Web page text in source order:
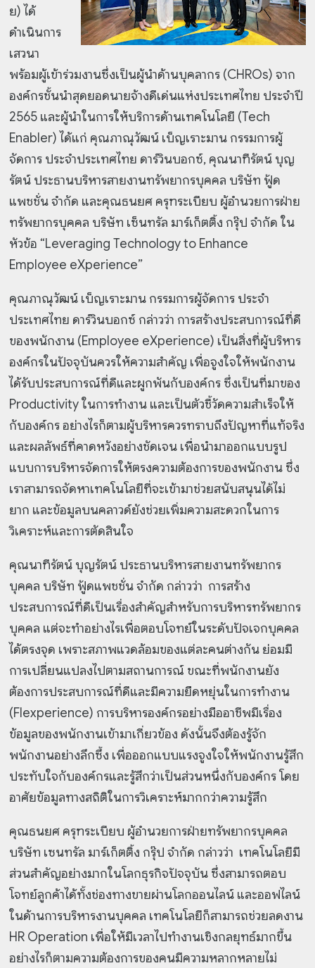
ย) ได้
ดำเนินการ
เสวนา
พร้อมผู้เข้าร่วมงานซึ่งเป็นผู้นำด้านบุคลากร (CHROs) จาก
องค์กรชั้นนำสุดยอดนายจ้างดีเด่นแห่งประเทศไทย ประจำปี
2565 และผู้นำในการให้บริการด้านเทคโนโลยี (Tech
Enabler) ได้แก่ คุณภาณุวัฒน์ เบ็ญเราะมาน กรรมการผู้
จัดการ ประจำประเทศไทย ดาร์วินบอกซ์, คุณนาฑีรัตน์ บุญ
รัตน์ ประธานบริหารสายงานทรัพยากรบุคคล บริษัท ฟู้ด
แพชชั่น จำกัด และคุณธนยศ ครุฑระเบียบ ผู้อำนวยการฝ่าย
ทรัพยากรบุคคล บริษัท เซ็นทรัล มาร์เก็ตติ้ง กรุ๊ป จำกัด ใน
หัวข้อ “Leveraging Technology to Enhance
Employee eXperience”
คุณภาณุวัฒน์ เบ็ญเราะมาน กรรมการผู้จัดการ ประจำ
ประเทศไทย ดาร์วินบอกซ์ กล่าวว่า การสร้างประสบการณ์ที่ดี
ของพนักงาน (Employee eXperience) เป็นสิ่งที่ผู้บริหาร
องค์กรในปัจจุบันควรให้ความสำคัญ เพื่อจูงใจให้พนักงาน
ได้รับประสบการณ์ที่ดีและผูกพันกับองค์กร ซึ่งเป็นที่มาของ
Productivity ในการทำงาน และเป็นตัวชี้วัดความสำเร็จให้
กับองค์กร อย่างไรก็ตามผู้บริหารควรทราบถึงปัญหาที่แท้จริง
และผลลัพธ์ที่คาดหวังอย่างชัดเจน เพื่อนำมาออกแบบรูป
แบบการบริหารจัดการให้ตรงความต้องการของพนักงาน ซึ่ง
เราสามารถจัดหาเทคโนโลยีที่จะเข้ามาช่วยสนับสนุนได้ไม่
ยาก และข้อมูลบนคลาวด์ยังช่วยเพิ่มความสะดวกในการ
วิเคราะห์และการตัดสินใจ
คุณนาฑีรัตน์ บุญรัตน์ ประธานบริหารสายงานทรัพยากร
บุคคล บริษัท ฟู้ดแพชชั่น จำกัด กล่าวว่า การสร้าง
ประสบการณ์ที่ดีเป็นเรื่องสำคัญสำหรับการบริหารทรัพยากร
บุคคล แต่จะทำอย่างไรเพื่อตอบโจทย์ในระดับปัจเจกบุคคล
ได้ตรงจุด เพราะสภาพแวดล้อมของแต่ละคนต่างกัน ย่อมมี
การเปลี่ยนแปลงไปตามสถานการณ์ ขณะที่พนักงานยัง
ต้องการประสบการณ์ที่ดีและมีความยืดหยุ่นในการทำงาน
(Flexperience) การบริหารองค์กรอย่างมืออาชีพมีเรื่อง
ข้อมูลของพนักงานเข้ามาเกี่ยวข้อง ดังนั้นจึงต้องรู้จัก
พนักงานอย่างลึกซึ้ง เพื่อออกแบบแรงจูงใจให้พนักงานรู้สึก
ประทับใจกับองค์กรและรู้สึกว่าเป็นส่วนหนึ่งกับองค์กร โดย
อาศัยข้อมูลทางสถิติในการวิเคราะห์มากกว่าความรู้สึก
คุณธนยศ ครุฑระเบียบ ผู้อำนวยการฝ่ายทรัพยากรบุคคล
บริษัท เซนทรัล มาร์เก็ตติ้ง กรุ๊ป จำกัด กล่าวว่า เทคโนโลยีมี
ส่วนสำคัญอย่างมากในโลกธุรกิจปัจจุบัน ซึ่งสามารถตอบ
โจทย์ลูกค้าได้ทั้งช่องทางขายผ่านโลกออนไลน์ และออฟไลน์
ในด้านการบริหารงานบุคคล เทคโนโลยีก็สามารถช่วยลดงาน
HR Operation เพื่อให้มีเวลาไปทำงานเชิงกลยุทธ์มากขึ้น
อย่างไรก็ตามความต้องการของคนมีความหลากหลายไม่